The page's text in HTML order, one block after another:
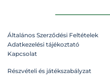
Általános Szerződési Feltételek
Adatkezelési tájékoztató
Kapcsolat
Részvételi és játékszabályzat